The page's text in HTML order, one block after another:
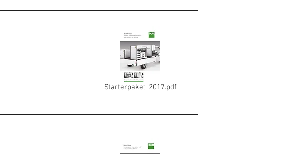
Starterpaket_2017.pdf